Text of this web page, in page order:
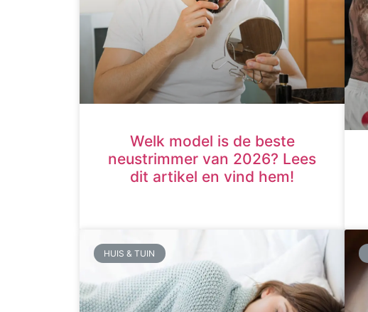
Welk model is de beste
neustrimmer van 2026? Lees
dit artikel en vind hem!
HUIS & TUIN